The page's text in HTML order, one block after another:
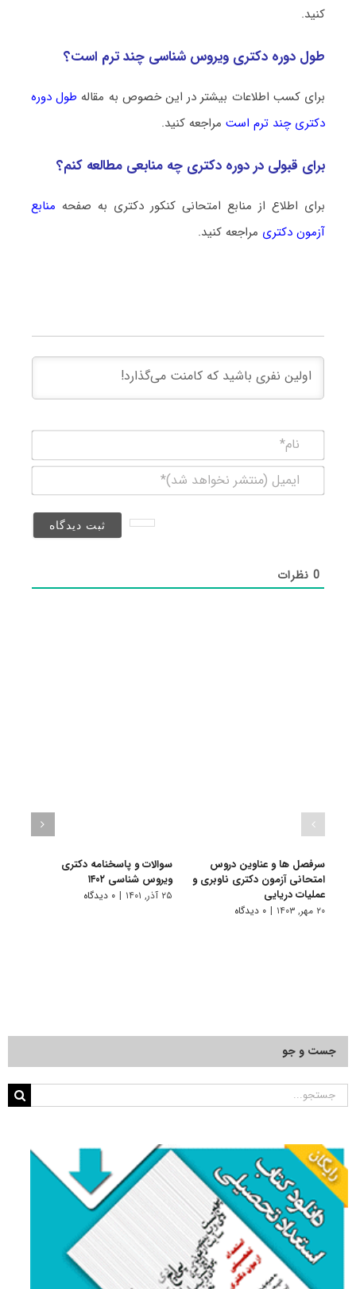
کنید.
طول دوره دکتری ویروس‌ شناسی چند ترم است؟
برای کسب اطلاعات بیشتر در این خصوص به مقاله طول دوره
دکتری چند ترم استمراجعه کنید.
برای قبولی در دوره دکتری چه منابعی مطالعه کنم؟
برای اطلاع از منابع امتحانی کنکور دکتری به صفحه منابع
آزمون دکتری مراجعه کنید.
(منتشر
0نظرات
سرفصل ها و عناوین دروس
امتحانی آزمون دکتری ناوبری و
عملیات دریایی
۲۰ مهر, ۱۴۰۳ | ۰ دیدگاه
سوالات و پاسخنامه دکتری
ویروس شناسی ۱۴۰۲
۲۵ آذر, ۱۴۰۱ | ۰ دیدگاه
جست و جو
جستجو